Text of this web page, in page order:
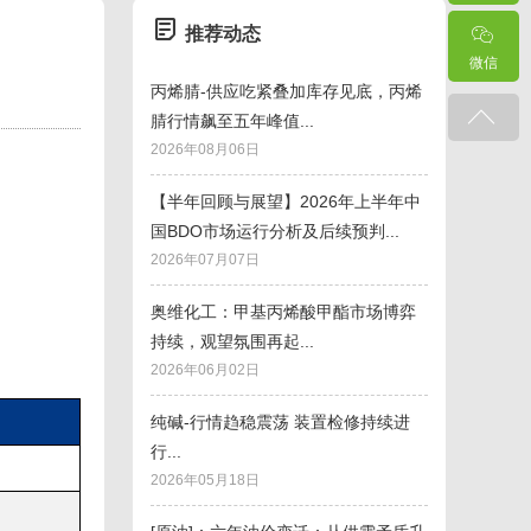
推荐动态
丙烯腈-供应吃紧叠加库存见底，丙烯
腈行情飙至五年峰值...
2026年08月06日
【半年回顾与展望】2026年上半年中
国BDO市场运行分析及后续预判...
2026年07月07日
奥维化工：甲基丙烯酸甲酯市场博弈
持续，观望氛围再起...
2026年06月02日
纯碱-行情趋稳震荡 装置检修持续进
行...
2026年05月18日
微信